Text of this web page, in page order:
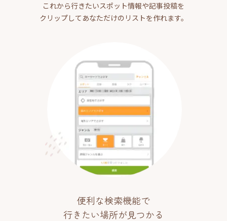
これから行きたいスポット情報や記事投稿を
クリップしてあなただけのリストを作れます。
便利な検索機能で
行きたい場所が見つかる